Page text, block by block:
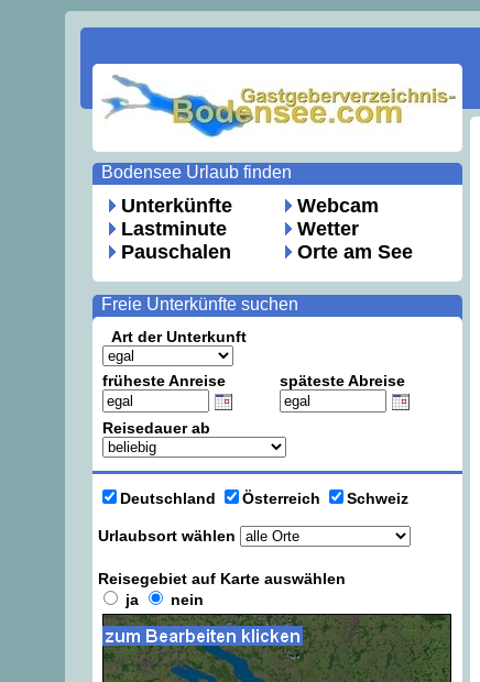
Unterkünfte
Lastminute
Pauschalen
Webcam
Wetter
Orte am See
Bodensee Urlaub finden
Art der Unterkunft
früheste Anreise späteste Abreise
Reisedauer ab
Urlaubsort wählen
Deutschland Österreich Schweiz
Reisegebiet auf Karte auswählen
ja
nein
Freie Unterkünfte suchen